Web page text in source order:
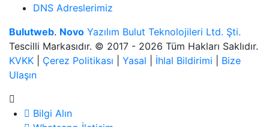
DNS Adreslerimiz
Bulutweb. Novo Yazılım Bulut Teknolojileri Ltd. Şti.
Tescilli Markasıdır. © 2017 - 2026 Tüm Hakları Saklıdır.
KVKK
Çerez Politikası Yasal İhlal Bildirimi
Bize
Ulaşın
Bilgi Alın